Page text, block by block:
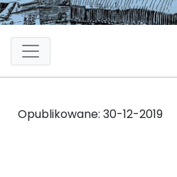
Opublikowane: 30-12-2019